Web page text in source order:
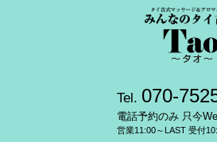
Tel. 070-
電話予約のみ 只今
営業11:00～LAST 受付